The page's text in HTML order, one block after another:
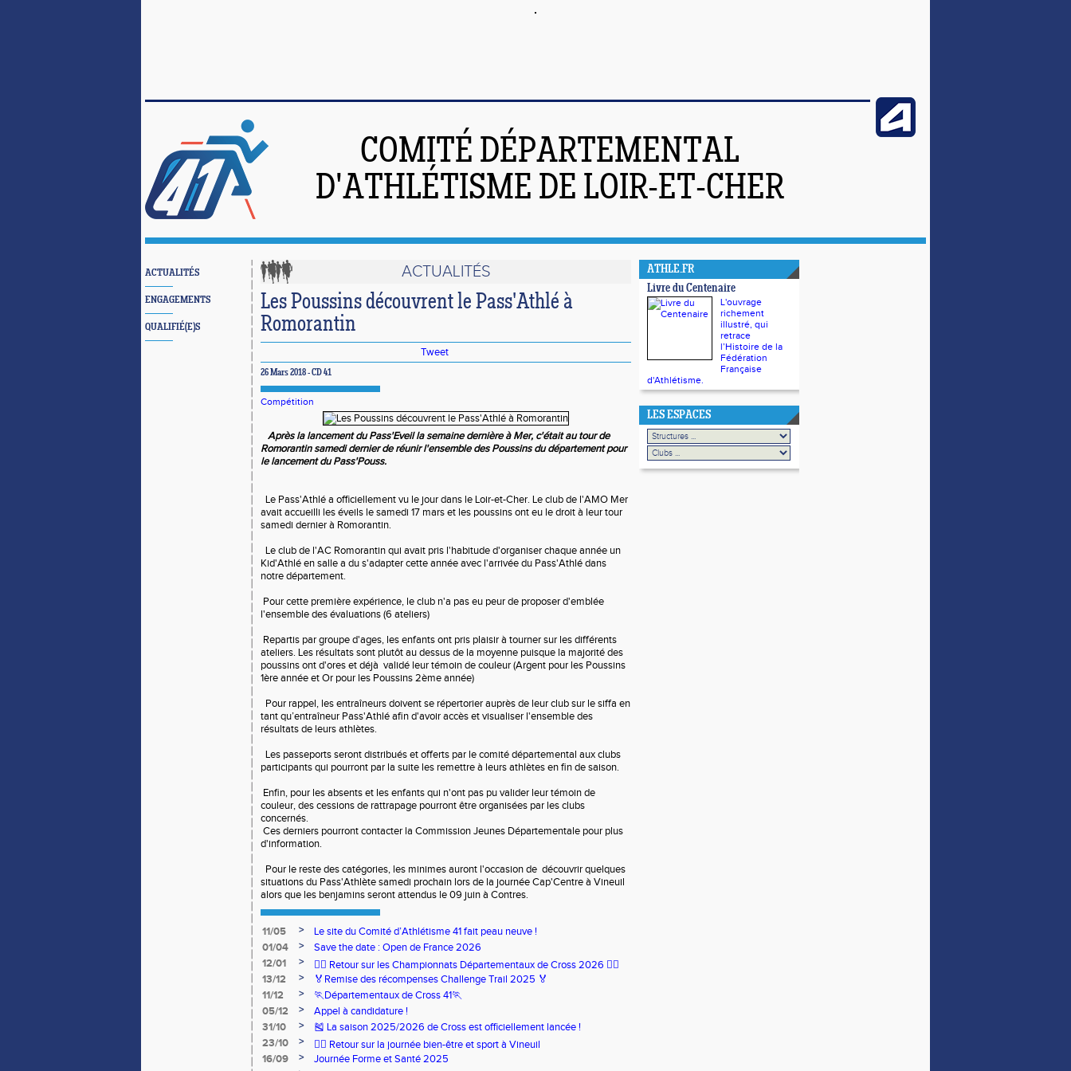
COMITÉ DÉPARTEMENTAL
D'ATHLÉTISME DE LOIR-ET-CHER
ACTUALITÉS
ENGAGEMENTS
QUALIFIÉ(E)S
ACTUALITÉS
Les Poussins découvrent le Pass'Athlé à
Romorantin
Tweet
26 Mars 2018 - CD 41
Compétition
Après la lancement du Pass'Eveil la semaine dernière à Mer, c'était au tour de
Romorantin samedi dernier de réunir l'ensemble des Poussins du département pour
le lancement du Pass'Pouss.
Le Pass'Athlé a officiellement vu le jour dans le Loir-et-Cher. Le club de l'AMO Mer
avait accueilli les éveils le samedi 17 mars et les poussins ont eu le droit à leur tour
samedi dernier à Romorantin.
Le club de l'AC Romorantin qui avait pris l'habitude d'organiser chaque année un
Kid'Athlé en salle a du s'adapter cette année avec l'arrivée du Pass'Athlé dans
notre département.
Pour cette première expérience, le club n'a pas eu peur de proposer d'emblée
l'ensemble des évaluations (6 ateliers)
Repartis par groupe d'ages, les enfants ont pris plaisir à tourner sur les différents
ateliers. Les résultats sont plutôt au dessus de la moyenne puisque la majorité des
poussins ont d'ores et déjà validé leur témoin de couleur (Argent pour les Poussins
1ère année et Or pour les Poussins 2ème année)
Pour rappel, les entraîneurs doivent se répertorier auprès de leur club sur le siffa en
tant qu’entraîneur Pass'Athlé afin d'avoir accès et visualiser l'ensemble des
résultats de leurs athlètes.
Les passeports seront distribués et offerts par le comité départemental aux clubs
participants qui pourront par la suite les remettre à leurs athlètes en fin de saison.
Enfin, pour les absents et les enfants qui n'ont pas pu valider leur témoin de
couleur, des cessions de rattrapage pourront être organisées par les clubs
concernés.
Ces derniers pourront contacter la Commission Jeunes Départementale pour plus
d'information.
Pour le reste des catégories, les minimes auront l'occasion de découvrir quelques
situations du Pass'Athlète samedi prochain lors de la journée Cap'Centre à Vineuil
alors que les benjamins seront attendus le 09 juin à Contres.
11/05 >
Le site du Comité d’Athlétisme 41 fait peau neuve !
01/04
>
Save the date : Open de France 2026
12/01
>
🏃‍♂️ Retour sur les Championnats Départementaux de Cross 2026 🏃‍♀️
13/12
>
🏅Remise des récompenses Challenge Trail 2025 🏅
11/12
>
🏃Départementaux de Cross 41🏃
05/12
>
Appel à candidature !
31/10
>
🎽 La saison 2025/2026 de Cross est officiellement lancée !
23/10
>
🧘‍♀️ Retour sur la journée bien-être et sport à Vineuil
16/09
>
Journée Forme et Santé 2025
ATHLE.FR
Livre du Centenaire
L'ouvrage
richement
illustré, qui
retrace
l’Histoire de la
Fédération
Française
d'Athlétisme.
LES ESPACES